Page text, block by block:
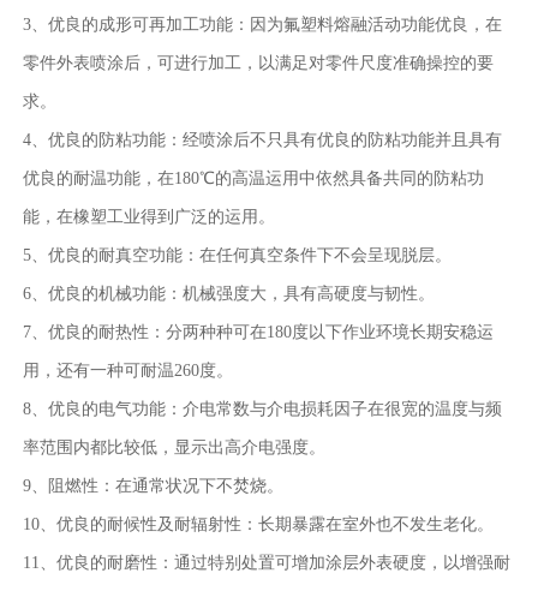
3、优良的成形可再加工功能：因为氟塑料熔融活动功能优良，在
零件外表喷涂后，可进行加工，以满足对零件尺度准确操控的要
求。
4、优良的防粘功能：经喷涂后不只具有优良的防粘功能并且具有
优良的耐温功能，在180℃的高温运用中依然具备共同的防粘功
能，在橡塑工业得到广泛的运用。
5、优良的耐真空功能：在任何真空条件下不会呈现脱层。
6、优良的机械功能：机械强度大，具有高硬度与韧性。
7、优良的耐热性：分两种种可在180度以下作业环境长期安稳运
用，还有一种可耐温260度。
8、优良的电气功能：介电常数与介电损耗因子在很宽的温度与频
率范围内都比较低，显示出高介电强度。
9、阻燃性：在通常状况下不焚烧。
10、优良的耐候性及耐辐射性：长期暴露在室外也不发生老化。
11、优良的耐磨性：通过特别处置可增加涂层外表硬度，以增强耐